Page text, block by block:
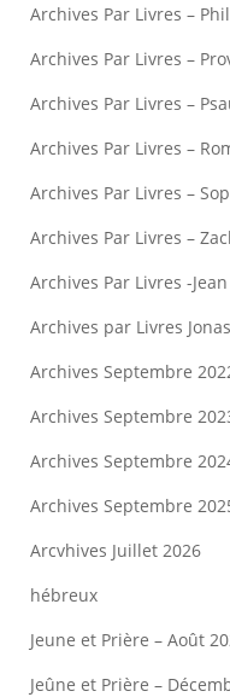
Archives Par Livres –
Archives Par Livres –
Archives Par Livres –
Archives Par Livres –
Archives Par Livres –
Archives Par Livres –
Archives Par Livres -Jean
Archives par Livres Jonas
Archives Septembre
Archives Septembre
Archives Septembre
Archives Septembre
Arcvhives Juillet 2026
hébreux
Jeune et Prière – Août
Jeûne et Prière –